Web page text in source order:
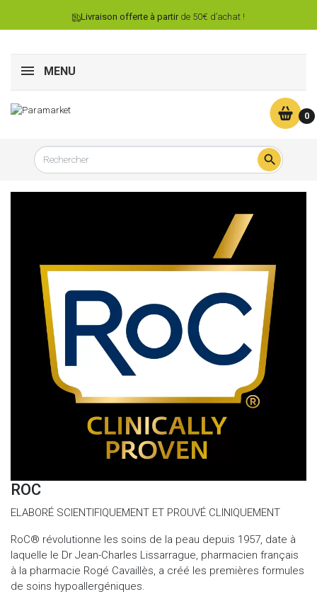
Livraison offerte à partirde 50€ d’achat !
MENU
0

ROC
ELABORÉ SCIENTIFIQUEMENT ET PROUVÉ CLINIQUEMENT
RoC® révolutionne les soins de la peau depuis 1957, date à
laquelle le Dr Jean-Charles Lissarrague, pharmacien français
à la pharmacie Rogé Cavaillès, a créé les premières formules
de soins hypoallergéniques.